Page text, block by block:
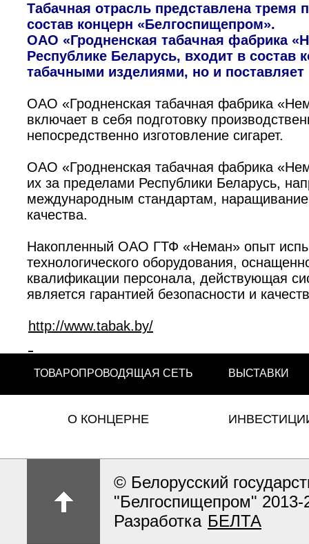
Табачная отрасль представлена
состав концерн «Белгоспищепром».
ОАО «Гродненская табачная фабрика
Республике Беларусь, входит в состав
табачными изделиями, но и поставляет
ОАО «Гродненская табачная фабрика
включает в себя подготовку
непосредственно изготовление сигарет.
ОАО «Гродненская табачная фабрика
их за пределами Республики Беларусь,
международным стандартам,
качества.
Накопленный ОАО ГТФ «Неман» опыт
технологического оборудования,
квалификации персонала, действующая
является гарантией безопасности и
http://www.tabak.by/
ТОВАРОПРОВОДЯЩАЯ СЕТЬ ВЫСТАВКИ
О КОНЦЕРНЕ
© Белорусский
"Белгоспищепром" 2013-
Разработка БЕЛТА